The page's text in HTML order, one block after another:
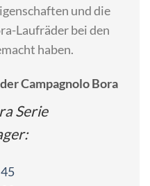
und die
Laufräder bei den
haben.
Campagnolo Bora
Serie